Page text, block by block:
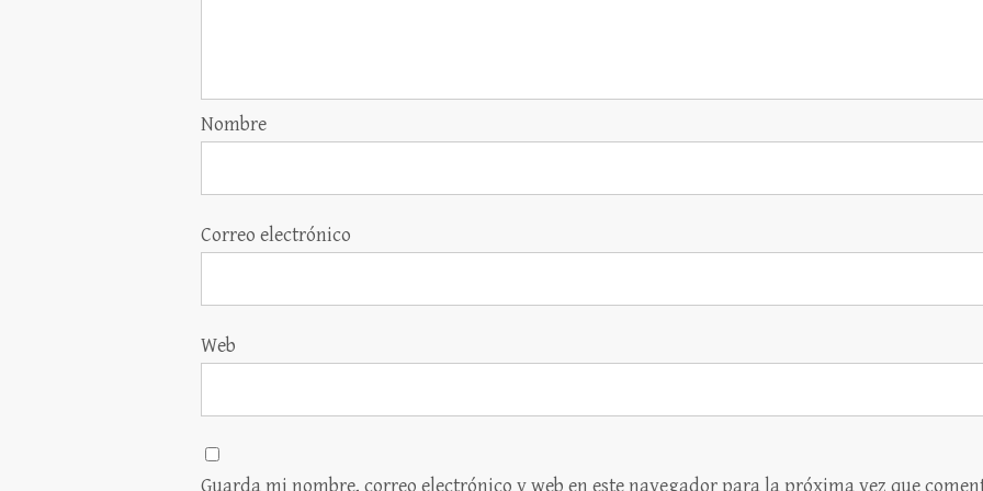
Nombre
Correo electrónico
Web
Guarda mi nombre, correo electrónico y web en este navegador para la próxima vez que